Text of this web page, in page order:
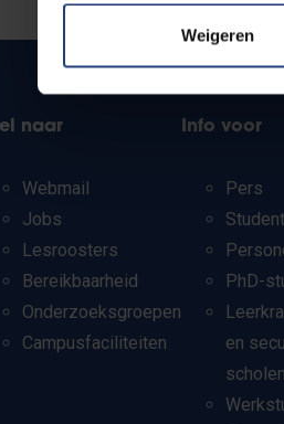
Weigeren
naar
Webmail
Jobs
Lesroosters
Bereikbaarheid
Onderzoeksgroepen
Campusfaciliteiten
Info voor
Pers
PhD-
en
scholen